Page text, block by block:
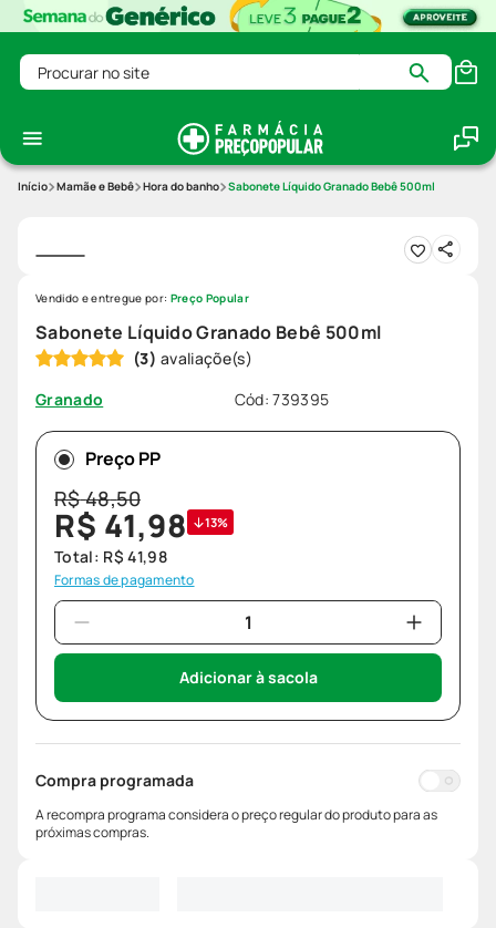
Procurar no site
Mamãe e Bebê Hora do banho Sabonete Líquido Granado Bebê 500ml
Sabonete Líquido Granado Bebê 500ml
(3)
Granado
Cód:739395
Vendido e entregue por: Preço Popular
Preço PP
R$48,50
R$ 41,98 13%
Total: R$ 41,98
Formas de pagamento
Adicionar à sacola
Compra programada
A recompra programa considera o preço regular do produto para as
próximas compras.